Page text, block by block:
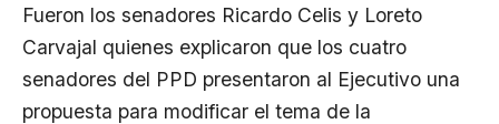
Fueron los senadores Ricardo Celis y Loreto
Carvajal quienes explicaron que los cuatro
senadores del PPD presentaron al Ejecutivo una
propuesta para modificar el tema de la